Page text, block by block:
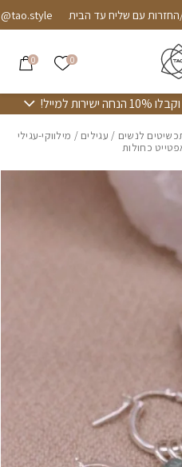
החזרות עם שליח עד הבית
0 הרשימה
0
למייל!
לנשים / עגילים / מילווקי-עגילי
כחולות